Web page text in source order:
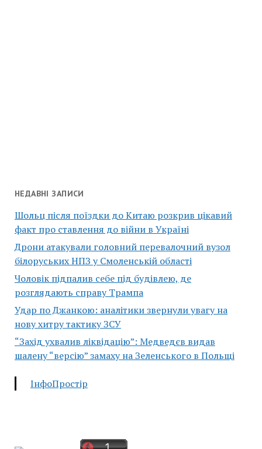
НЕДАВНІ ЗАПИСИ
Шольц після поїздки до Китаю розкрив цікавий
факт про ставлення до війни в Україні
Дрони атакували головний перевалочний вузол
білоруських НПЗ у Смоленській області
Чоловік підпалив себе під будівлею, де
розглядають справу Трампа
Удар по Джанкою: аналітики звернули увагу на
нову хитру тактику ЗСУ
“Захід ухвалив ліквідацію”: Медведєв видав
шалену “версію” замаху на Зеленського в Польщі
ІнфоПростір